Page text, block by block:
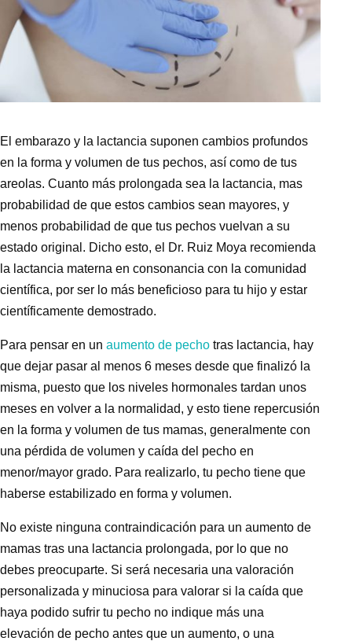
El embarazo y la lactancia suponen cambios profundos
en la forma y volumen de tus pechos, así como de tus
areolas. Cuanto más prolongada sea la lactancia, mas
probabilidad de que estos cambios sean mayores, y
menos probabilidad de que tus pechos vuelvan a su
estado original. Dicho esto, el Dr. Ruiz Moya recomienda
la lactancia materna en consonancia con la comunidad
científica, por ser lo más beneficioso para tu hijo y estar
científicamente demostrado.
Para pensar en un aumento de pecho tras lactancia, hay
que dejar pasar al menos 6 meses desde que finalizó la
misma, puesto que los niveles hormonales tardan unos
meses en volver a la normalidad, y esto tiene repercusión
en la forma y volumen de tus mamas, generalmente con
una pérdida de volumen y caída del pecho en
menor/mayor grado. Para realizarlo, tu pecho tiene que
haberse estabilizado en forma y volumen.
No existe ninguna contraindicación para un aumento de
mamas tras una lactancia prolongada, por lo que no
debes preocuparte. Si será necesaria una valoración
personalizada y minuciosa para valorar si la caída que
haya podido sufrir tu pecho no indique más una
elevación de pecho antes que un aumento, o una